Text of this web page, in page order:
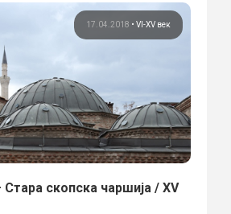
17.04.2018 • VI-XV век
скопска чаршија / XV